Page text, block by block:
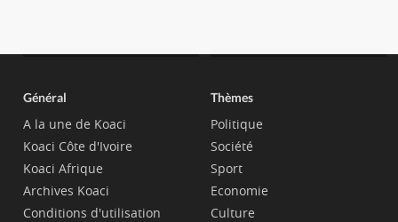
Général
A la une de Koaci
Koaci Côte d'Ivoire
Koaci Afrique
Archives Koaci
Conditions d'utilisation
Thèmes
Politique
Société
Sport
Economie
Culture